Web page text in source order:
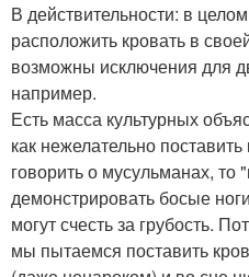
В действительности: в
расположить кровать в
возможны исключения для
например.
Есть масса культурных
как нежелательно
говорить о мусульманах, то
демонстрировать босые
могут счесть за грубость.
мы пытаемся поставить